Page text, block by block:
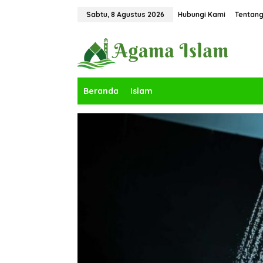
Sabtu, 8 Agustus 2026 Hubungi Kami
Beranda Islam